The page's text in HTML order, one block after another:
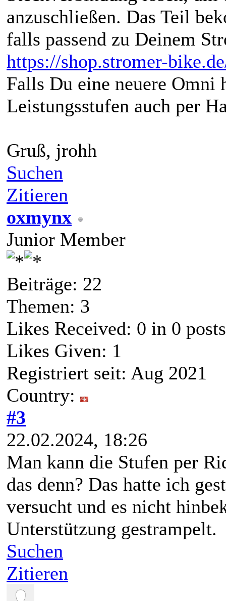
anzuschließen. Das Teil
falls passend zu Deinem
https://shop.stromer-
Falls Du eine neuere Omni
Leistungsstufen auch per
Gruß, jrohh
Suchen
Zitieren
oxmynx
Junior Member
Beiträge: 22
Themen: 3
Likes Received: 0 in 0 posts
Likes Given: 1
Registriert seit: Aug 2021
Country:
#3
22.02.2024, 18:26
Man kann die Stufen per
das denn? Das hatte ich
versucht und es nicht
Unterstützung gestrampelt.
Suchen
Zitieren